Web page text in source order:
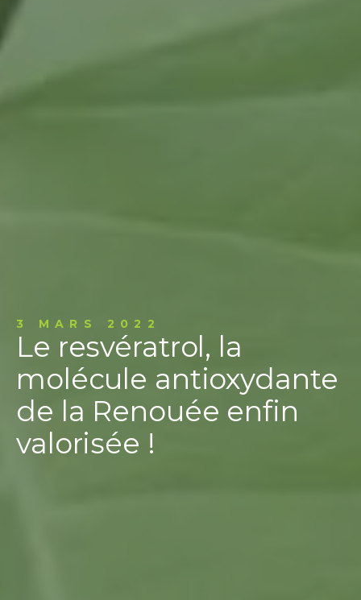
3 MARS 2022
Le resvératrol, la
molécule antioxydante
de la Renouée enfin
valorisée !